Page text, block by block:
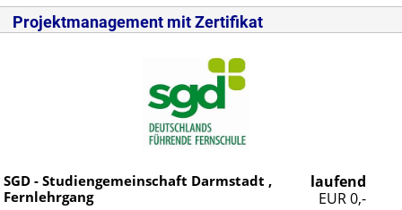
Projektmanagement mit Zertifikat
laufend
EUR 0,-
SGD - Studiengemeinschaft Darmstadt ,
Fernlehrgang